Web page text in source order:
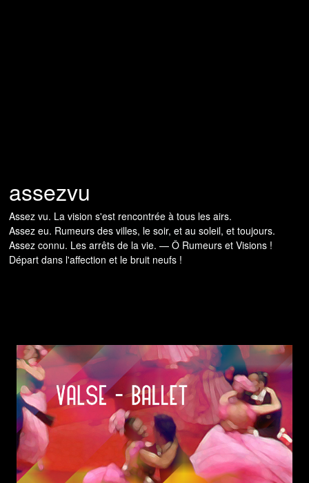
assezvu
Assez vu. La vision s'est rencontrée à tous les airs.
Assez eu. Rumeurs des villes, le soir, et au soleil, et toujours.
Assez connu. Les arrêts de la vie. — Ô Rumeurs et Visions !
Départ dans l'affection et le bruit neufs !